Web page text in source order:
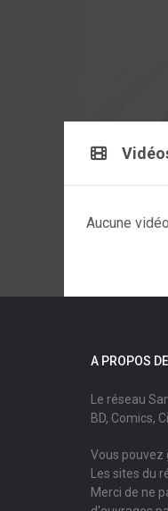
Aucune
A PROPOS
Le réseau
BD, Comics,
Vous pouvez
Les sites du
Merci de ne